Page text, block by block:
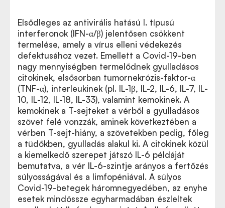
Elsődleges az antivirális hatású I. típusú
interferonok (IFN-α/β) jelentősen csökkent
termelése, amely a vírus elleni védekezés
defektusához vezet. Emellett a Covid-19-ben
nagy mennyiségben termelődnek gyulladásos
citokinek, elsősorban tumornekrózis-faktor-α
(TNF-α), interleukinek (pl. IL-1β, IL-2, IL-6, IL-7, IL-
10, IL-12, IL-18, IL-33), valamint kemokinek. A
kemokinek a T-sejteket a vérből a gyulladásos
szövet felé vonzzák, aminek következtében a
vérben T-sejt-hiány, a szövetekben pedig, főleg
a tüdőkben, gyulladás alakul ki. A citokinek közül
a kiemelkedő szerepet játszó IL-6 példáját
bemutatva, a vér IL-6-szintje arányos a fertőzés
súlyosságával és a limfopéniával. A súlyos
Covid-19-betegek háromnegyedében, az enyhe
esetek mindössze egyharmadában észleltek